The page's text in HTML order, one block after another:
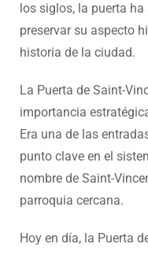
los siglos, la puerta
preservar su aspecto
historia de la ciudad.
La Puerta de Saint-
importancia
Era una de las
punto clave en el
nombre de Saint-
parroquia cercana.
Hoy en día, la Puerta